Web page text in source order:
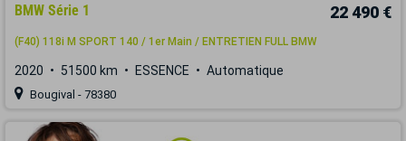
BMW Série 1 22 490 €
(F40) 118i M SPORT 140 / 1er Main / ENTRETIEN FULL BMW
2020 51500 km ESSENCE Automatique
Bougival - 78380